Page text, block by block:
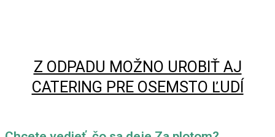
Z ODPADU MOŽNO UROBIŤ AJ
CATERING PRE OSEMSTO ĽUDÍ